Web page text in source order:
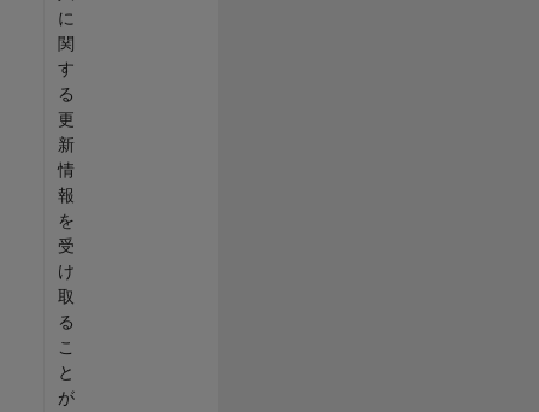
に
関
す
る
更
新
情
報
を
受
け
取
る
こ
と
が